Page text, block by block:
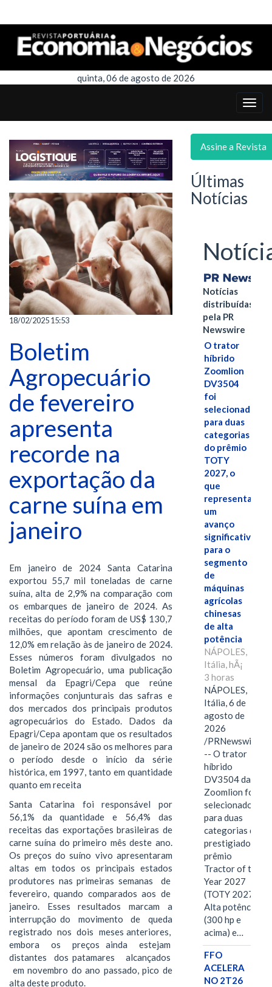
quinta, 06 de agosto de 2026
18/02/2025 15:53
Boletim
Agropecuário
de fevereiro
apresenta
recorde na
exportação da
carne suína em
janeiro
Em janeiro de 2024 Santa Catarina
exportou 55,7 mil toneladas de carne
suína, alta de 2,9% na comparação com
os embarques de janeiro de 2024. As
receitas do período foram de US$ 130,7
milhões, que apontam crescimento de
12,0% em relação às de janeiro de 2024.
Esses números foram divulgados no
Boletim Agropecuário, uma publicação
mensal da Epagri/Cepa que reúne
informações conjunturais das safras e
dos mercados dos principais produtos
agropecuários do Estado. Dados da
Epagri/Cepa apontam que os resultados
de janeiro de 2024 são os melhores para
o período desde o início da série
histórica, em 1997, tanto em quantidade
quanto em receita
Santa Catarina foi responsável por
56,1% da quantidade e 56,4% das
receitas das exportações brasileiras de
carne suína do primeiro mês deste ano.
Os preços do suíno vivo apresentaram
altas em todos os principais estados
produtores nas primeiras semanas de
fevereiro, quando comparados aos de
janeiro. Esses resultados marcam a
interrupção do movimento de queda
registrado nos dois meses anteriores,
embora os preços ainda estejam
distantes dos patamares alcançados
em novembro do ano passado, pico de
alta deste produto.
Assine a Revista
Últimas
Notícias
Notícias
distribuídas
pela PR
Newswire
O trator
híbrido
Zoomlion
DV3504
foi
selecionado
para duas
categorias
do prêmio
TOTY
2027, o
que
representa
um
avanço
significativo
para o
segmento
de
máquinas
agrícolas
chinesas
de alta
potência
NÁPOLES,
Itália, hÃ¡
3 horas
NÁPOLES,
Itália, 6 de
agosto de
2026
/PRNewswire/
-- O trator
híbrido
DV3504 da
Zoomlion foi
selecionado
para duas
categorias do
prestigiado
prêmio
Tractor of the
Year 2027
(TOTY 2027:
Alta potência
(300 hp e
acima) e…
FFO
ACELERA
NO 2T26